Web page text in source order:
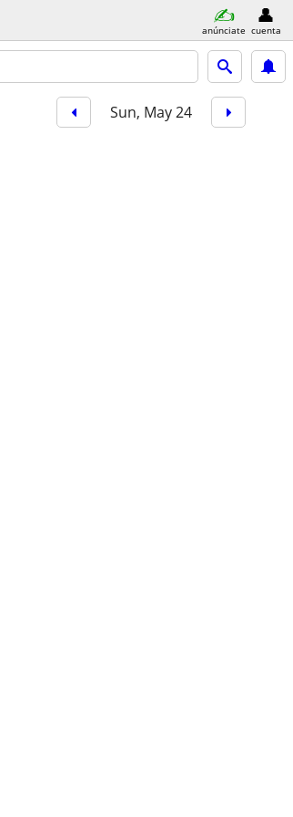
anúnciate cuenta
Sun, May 24